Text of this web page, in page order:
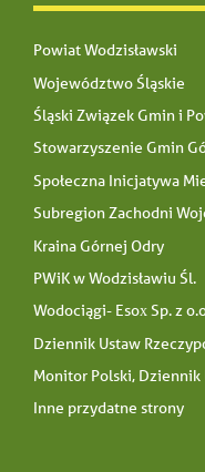
Powiat Wodzisławski
Województwo Śląskie
Śląski Związek Gmin i
Stowarzyszenie Gmin
Społeczna Inicjatywa
Subregion Zachodni
Kraina Górnej Odry
PWiK w Wodzisławiu Śl.
Wodociągi- Esox Sp. z
Dziennik Ustaw
Monitor Polski, Dziennik
Inne przydatne strony